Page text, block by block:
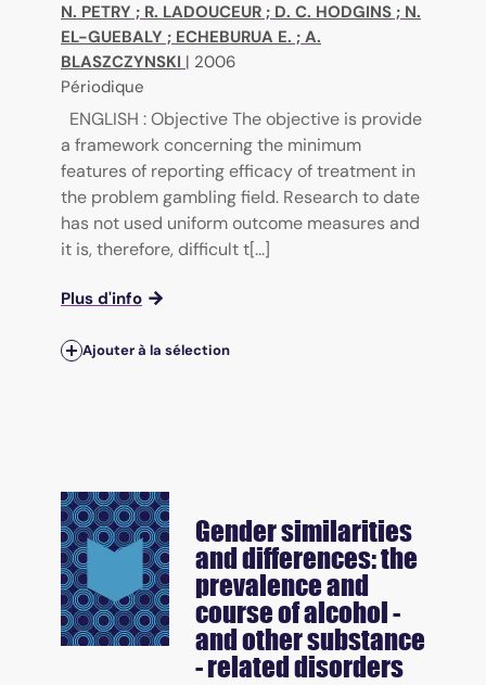
N. PETRY ; R. LADOUCEUR ; D. C. HODGINS ; N.
EL-GUEBALY ; ECHEBURUA E. ; A.
BLASZCZYNSKI | 2006
Périodique
ENGLISH : Objective The objective is provide
a framework concerning the minimum
features of reporting efficacy of treatment in
the problem gambling field. Research to date
has not used uniform outcome measures and
it is, therefore, difficult t[...]
Plus d'info
Ajouter à la sélection
Gender similarities
and differences: the
prevalence and
course of alcohol -
and other substance
- related disorders